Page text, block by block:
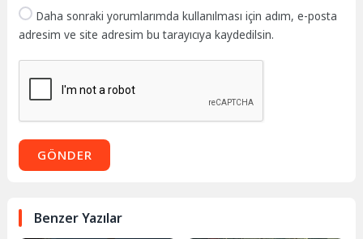
Daha sonraki yorumlarımda kullanılması için adım, e-posta
adresim ve site adresim bu tarayıcıya kaydedilsin.
GÖNDER
Benzer Yazılar